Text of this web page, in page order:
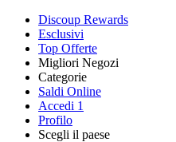
Discoup Rewards
Esclusivi
Top Offerte
Migliori Negozi
Categorie
Saldi Online
Accedi 1
Profilo
Scegli il paese